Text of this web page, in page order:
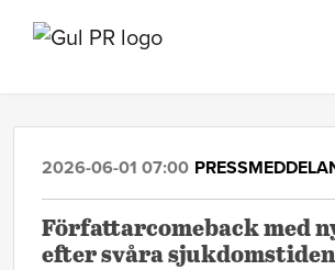
2026-06-01 07:00
Författarcomeback med
efter svåra sjukdomstiden